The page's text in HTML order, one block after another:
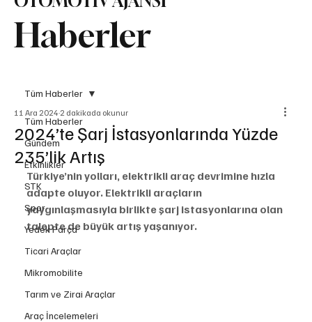
Haberler
Tüm Haberler
Gündem
Etkinlikler
STK
Spor
Yedek Parça
Ticari Araçlar
Mikromobilite
Tarım ve Zirai Araçlar
Araç İncelemeleri
Tüm Haberler
2024’te Şarj İstasyonlarında Yüzde
235’lik Artış
11 Ara 2024 2 dakikada okunur
Türkiye’nin yolları, elektrikli araç devrimine hızla
adapte oluyor. Elektrikli araçların
yaygınlaşmasıyla birlikte şarj istasyonlarına olan
talepte de büyük artış yaşanıyor.